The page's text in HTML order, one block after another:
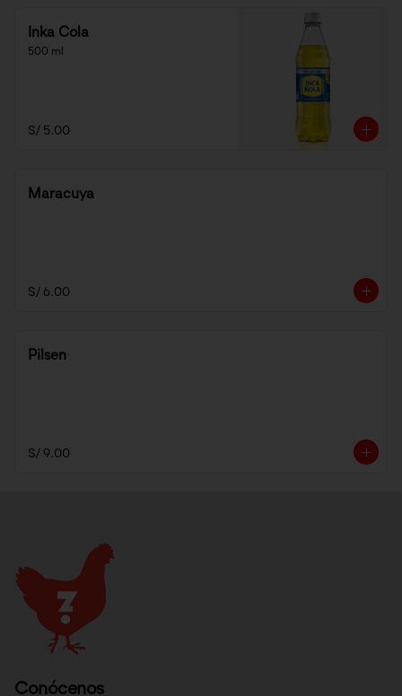
Inka Cola
500 ml
S/ 5.00
Maracuya
S/ 6.00
Pilsen
S/ 9.00
Conócenos